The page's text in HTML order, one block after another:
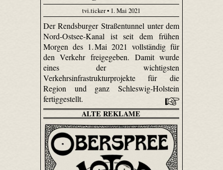
tvi.ticker • 1. Mai 2021
Der Rendsburger Straßentunnel unter dem
Nord-Ostsee-Kanal ist seit dem frühen
Morgen des 1. Mai 2021 vollständig für
den Verkehr freigegeben. Damit wurde
eines der wichtigsten
Verkehrsinfrastrukturprojekte für die
Region und ganz Schleswig-Holstein
fertiggestellt.
ALTE REKLAME